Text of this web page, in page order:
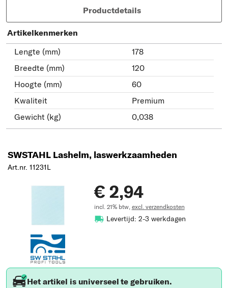
Productdetails
Artikelkenmerken
Lengte (mm)
178
Breedte (mm)
120
Hoogte (mm)
60
Kwaliteit
Premium
Gewicht (kg)
0,038
SWSTAHL Lashelm, laswerkzaamheden
Art.nr. 11231L
€ 2,94
incl. 21% btw, excl. verzendkosten
Levertijd: 2-3 werkdagen
Het artikel is universeel te gebruiken.